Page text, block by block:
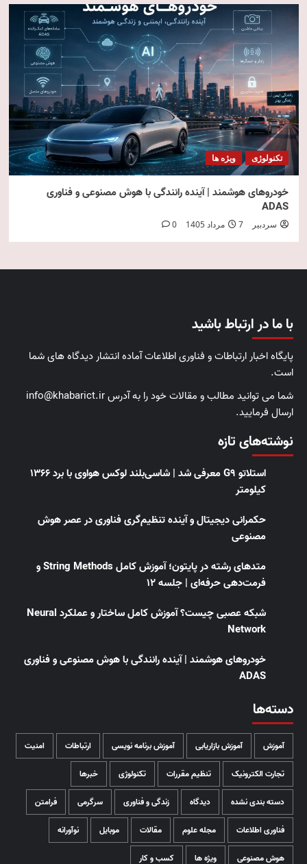
تکنولوژی ویژه ها
خودروهای هوشمند | آینده رانندگی با هوش مصنوعی و فناوری
ADAS
سردبیر 7 مرداد 1405 0
با ما در ارتباط باشید
پایگاه اخبار ارتباطات و فناوری اطلاعات آماده انتشار دیدگاه های شما
است.
شما می توانید مطالب و مقالات خود را به آدرس info@khabarict.ir
ارسال فرمایید.
نوشته‌های تازه
استلاتو G9 معرفی شد | شاسی‌بلند لوکس هواوی با برد ۱۳۶۶
کیلومتر
حکمرانی دیجیتال و آینده تنظیم‌گری فناوری در عصر هوش
مصنوعی
متدهای رشته در پایتون؛ آموزش کامل String Methods و
فرمت‌دهی حرفه‌ای | جلسه ۱۲
شبکه عصبی چیست؟ آموزش کامل ساختار و عملکرد Neural
Network
خودروهای هوشمند | آینده رانندگی با هوش مصنوعی و فناوری
ADAS
دسته‌ها
آموزش آموزش بازاریابی آموزش برنامه نویسی ارتباطات امنیت
تجارت الکترونیک تنظیم مقررات تکنولوژی خبرها
دسته بندی نشده دیدگاه زندگی و فناوری سرگرمی فرامتن
فناوری اطلاعات مجله علوم مقالات موبایل نوآورانه
هوش مصنوعی ویژه ها کسب و کار